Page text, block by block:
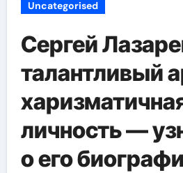
Uncategorised
Сергей
талантливый
личность —
о его